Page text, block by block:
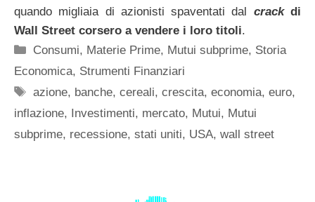
quando migliaia di azionisti spaventati dal crackdi
Wall Street corsero a vendere i loro titoli.
Categorie
Consumi, Materie Prime, Mutui subprime, Storia
Economica, Strumenti Finanziari
Tag
azione, banche,cereali,crescita,economia,euro,
inflazione, Investimenti, mercato, Mutui, Mutui
subprime, recessione, stati uniti, USA, wall street